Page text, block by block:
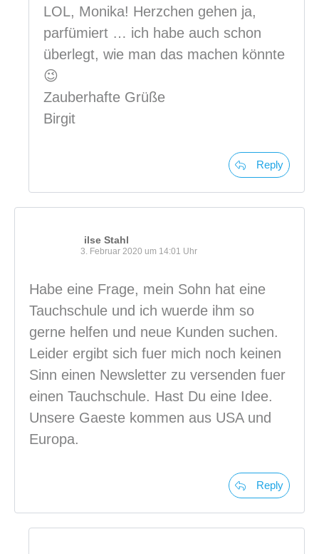
LOL, Monika! Herzchen gehen ja,
parfümiert … ich habe auch schon
überlegt, wie man das machen könnte
😉
Zauberhafte Grüße
Birgit
Reply
ilse Stahl
3. Februar 2020 um 14:01 Uhr
Habe eine Frage, mein Sohn hat eine
Tauchschule und ich wuerde ihm so
gerne helfen und neue Kunden suchen.
Leider ergibt sich fuer mich noch keinen
Sinn einen Newsletter zu versenden fuer
einen Tauchschule. Hast Du eine Idee.
Unsere Gaeste kommen aus USA und
Europa.
Reply